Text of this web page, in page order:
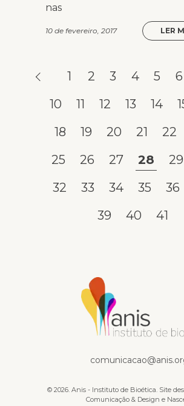
nas
10 de fevereiro, 2017 LER
1 2 3 4 5 6
10
11 12 13 14
18
19 20 21 22
25
26 27 28 29
32
33 34 35 36
39
40 41
© 2026. Anis - Instituto de Bioética. Site
Comunicação & Design e